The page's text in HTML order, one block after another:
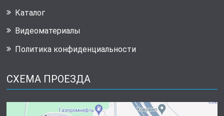
Каталог
Видеоматериалы
Политика конфиденциальности
СХЕМА ПРОЕЗДА